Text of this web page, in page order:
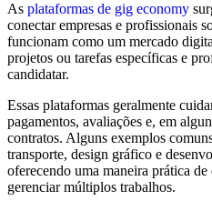
As plataformas de gig economy
conectar empresas e profissionais
funcionam como um mercado
projetos ou tarefas específicas e
candidatar.
Essas plataformas geralmente
pagamentos, avaliações e, em
contratos. Alguns exemplos
transporte, design gráfico e
oferecendo uma maneira prática
gerenciar múltiplos trabalhos.